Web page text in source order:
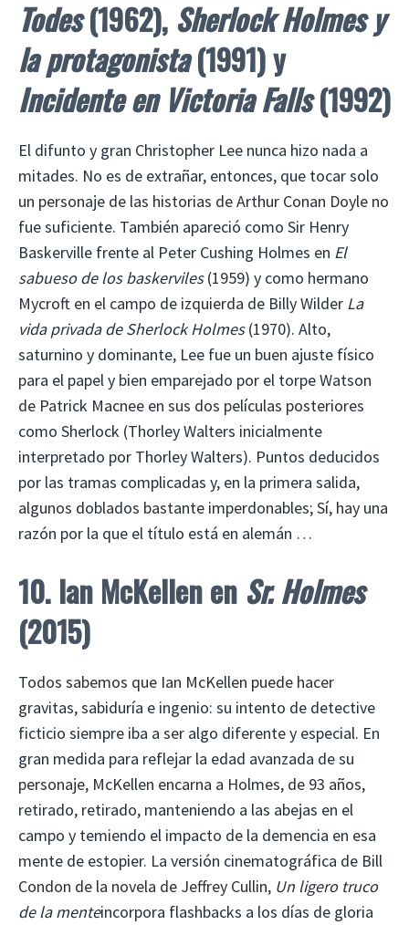
Todes(1962), Sherlock Holmes y
la protagonista(1991) y
Incidente en Victoria Falls(1992)
El difunto y gran Christopher Lee nunca hizo nada a
mitades. No es de extrañar, entonces, que tocar solo
un personaje de las historias de Arthur Conan Doyle no
fue suficiente. También apareció como Sir Henry
Baskerville frente al Peter Cushing Holmes en El
sabueso de los baskerviles(1959) y como hermano
Mycroft en el campo de izquierda de Billy Wilder La
vida privada de Sherlock Holmes(1970). Alto,
saturnino y dominante, Lee fue un buen ajuste físico
para el papel y bien emparejado por el torpe Watson
de Patrick Macnee en sus dos películas posteriores
como Sherlock (Thorley Walters inicialmente
interpretado por Thorley Walters). Puntos deducidos
por las tramas complicadas y, en la primera salida,
algunos doblados bastante imperdonables; Sí, hay una
razón por la que el título está en alemán …
10. Ian McKellen en Sr. Holmes
(2015)
Todos sabemos que Ian McKellen puede hacer
gravitas, sabiduría e ingenio: su intento de detective
ficticio siempre iba a ser algo diferente y especial. En
gran medida para reflejar la edad avanzada de su
personaje, McKellen encarna a Holmes, de 93 años,
retirado, retirado, manteniendo a las abejas en el
campo y temiendo el impacto de la demencia en esa
mente de estopier. La versión cinematográfica de Bill
Condon de la novela de Jeffrey Cullin, Un ligero truco
de la menteincorpora flashbacks a los días de gloria